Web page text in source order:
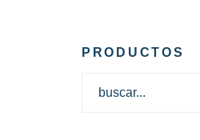
PRODUCTOS